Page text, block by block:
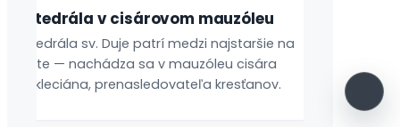
Katedrála v cisárovom mauzóleu
Katedrála sv. Duje patrí medzi najstaršie na
svete — nachádza sa v mauzóleu cisára
Diokleciána, prenasledovateľa kresťanov.